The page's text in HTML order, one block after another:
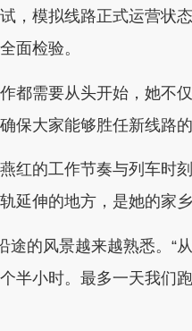
，模拟线路正式运营状
面检验。
需要从头开始，她不
保大家能够胜任新线路的
的工作节奏与列车时刻
延伸的地方，是她的家乡
的风景越来越熟悉。“
半小时。最多一天我们